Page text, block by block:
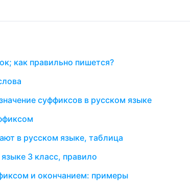
как правильно пишется?
суффиксов в русском языке
в русском языке, таблица
3 класс, правило
и окончанием: примеры